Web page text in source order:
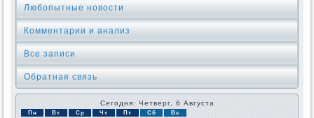
Любопытные новости
Комментарии и анализ
Все записи
Обратная связь
Сегодня: Четверг, 6 Августа
Пн Вт Ср Чт Пт Сб Вс